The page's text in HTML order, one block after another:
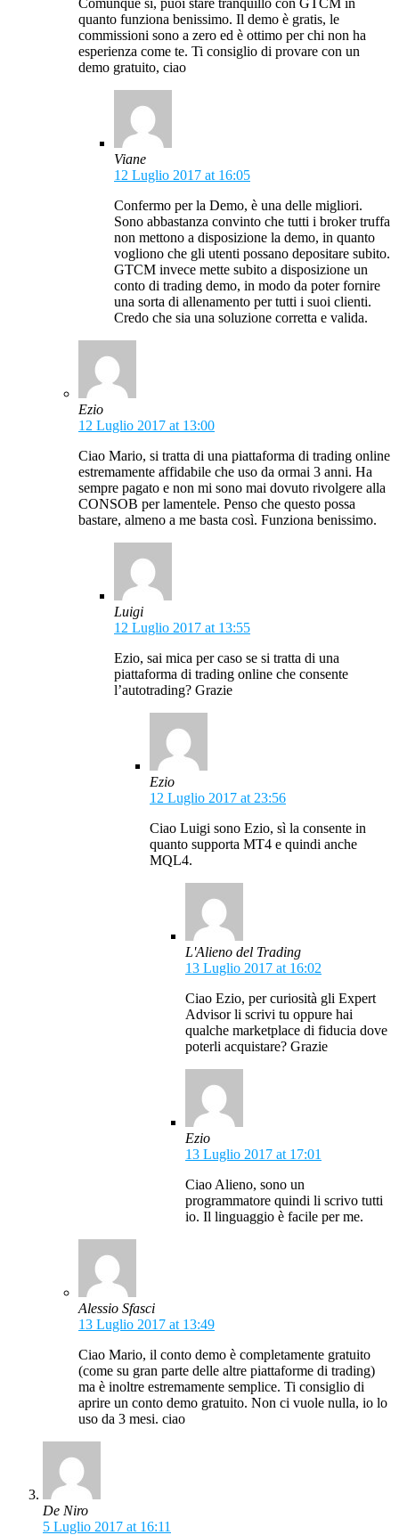
quanto funziona benissimo. Il demo è gratis, le
commissioni sono a zero ed è ottimo per chi non ha
esperienza come te. Ti consiglio di provare con un
demo gratuito, ciao
Viane
12 Luglio 2017 at 16:05
Confermo per la Demo, è una delle migliori.
Sono abbastanza convinto che tutti i broker truffa
non mettono a disposizione la demo, in quanto
vogliono che gli utenti possano depositare subito.
GTCM invece mette subito a disposizione un
conto di trading demo, in modo da poter fornire
una sorta di allenamento per tutti i suoi clienti.
Credo che sia una soluzione corretta e valida.
Ezio
12 Luglio 2017 at 13:00
Ciao Mario, si tratta di una piattaforma di trading online
estremamente affidabile che uso da ormai 3 anni. Ha
sempre pagato e non mi sono mai dovuto rivolgere alla
CONSOB per lamentele. Penso che questo possa
bastare, almeno a me basta così. Funziona benissimo.
Luigi
12 Luglio 2017 at 13:55
Ezio, sai mica per caso se si tratta di una
piattaforma di trading online che consente
l’autotrading? Grazie
Ezio
12 Luglio 2017 at 23:56
Ciao Luigi sono Ezio, sì la consente in
quanto supporta MT4 e quindi anche
MQL4.
L'Alieno del Trading
13 Luglio 2017 at 16:02
Ciao Ezio, per curiosità gli Expert
Advisor li scrivi tu oppure hai
qualche marketplace di fiducia dove
poterli acquistare? Grazie
Ezio
13 Luglio 2017 at 17:01
Ciao Alieno, sono un
programmatore quindi li scrivo tutti
io. Il linguaggio è facile per me.
Alessio Sfasci
13 Luglio 2017 at 13:49
Ciao Mario, il conto demo è completamente gratuito
(come su gran parte delle altre piattaforme di trading)
ma è inoltre estremamente semplice. Ti consiglio di
aprire un conto demo gratuito. Non ci vuole nulla, io lo
uso da 3 mesi. ciao
De Niro
5 Luglio 2017 at 16:11